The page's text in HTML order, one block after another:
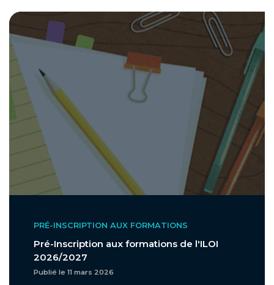
PRÉ-INSCRIPTION AUX FORMATIONS
Pré-Inscription aux formations de l'ILOI
2026/2027
Publié le 11 mars 2026